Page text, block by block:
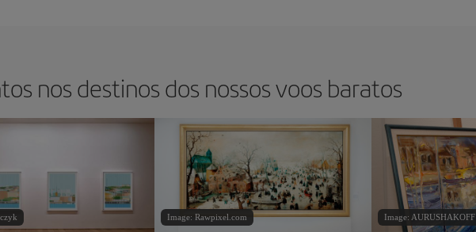
nos destinos dos nossos voos baratos
Image: Rawpixel.com Image: AURUSHAKOFF